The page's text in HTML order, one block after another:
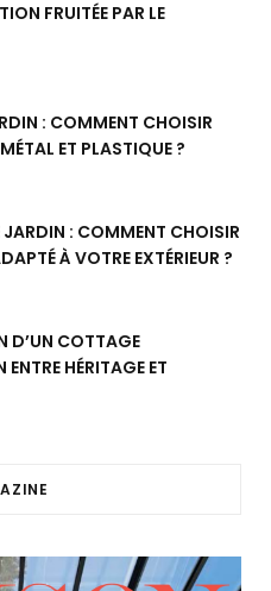
FRUITÉE PAR LE
: COMMENT CHOISIR
ET PLASTIQUE ?
JARDIN : COMMENT CHOISIR
À VOTRE EXTÉRIEUR ?
D’UN COTTAGE
ENTRE HÉRITAGE ET